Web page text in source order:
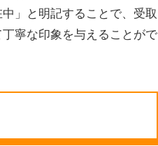
」と明記することで、受取
寧な印象を与えることがで